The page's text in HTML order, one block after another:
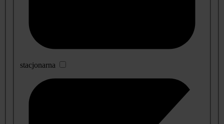
stacjonarna